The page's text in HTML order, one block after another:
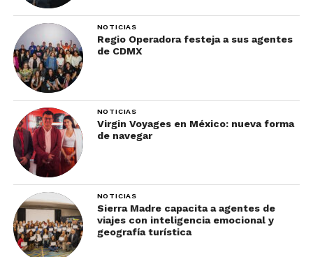
NOTICIAS
Regio Operadora festeja a sus agentes
de CDMX
NOTICIAS
Virgin Voyages en México: nueva forma
de navegar
NOTICIAS
Sierra Madre capacita a agentes de
viajes con inteligencia emocional y
geografía turística